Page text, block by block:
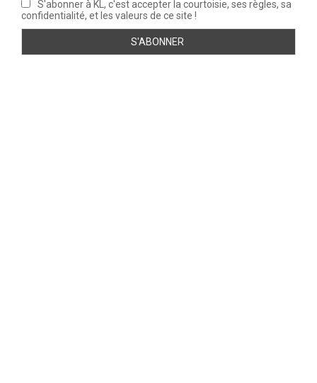
S'abonner à KL, c'est accepter la courtoisie, ses règles, sa
confidentialité, et les valeurs de ce site !